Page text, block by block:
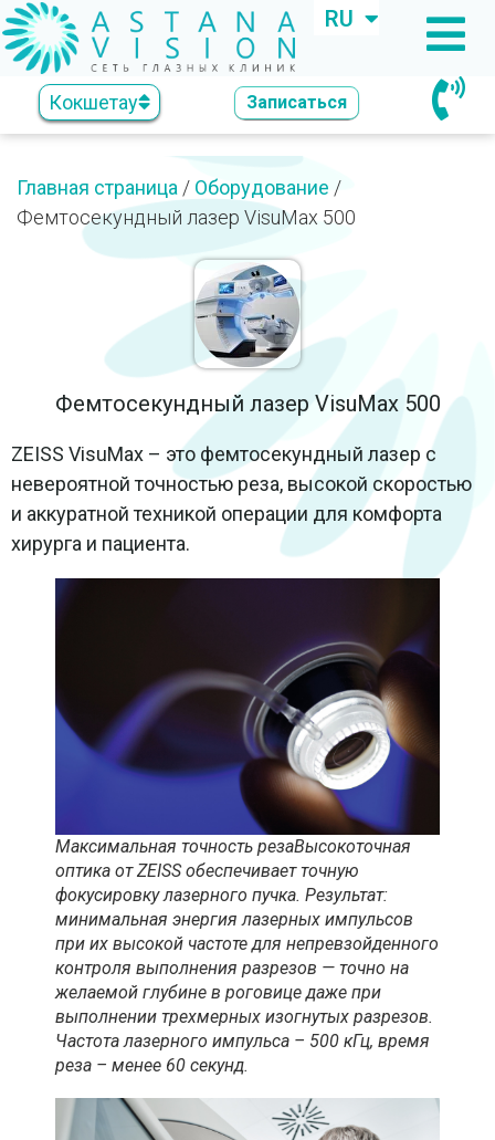
RU
KZ
Кокшетау Записаться
Главная страница / Оборудование /
Фемтосекундный лазер VisuMax 500
Фемтосекундный лазер VisuMax 500
ZEISS VisuMax – это фемтосекундный лазер с
невероятной точностью реза, высокой скоростью
и аккуратной техникой операции для комфорта
хирурга и пациента.
Максимальная точность резаВысокоточная
оптика от ZEISS обеспечивает точную
фокусировку лазерного пучка. Результат:
минимальная энергия лазерных импульсов
при их высокой частоте для непревзойденного
контроля выполнения разрезов — точно на
желаемой глубине в роговице даже при
выполнении трехмерных изогнутых разрезов.
Частота лазерного импульса – 500 кГц, время
реза – менее 60 секунд.